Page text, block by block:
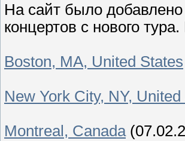
На сайт было
концертов с нового
Boston, MA, United States
New York City, NY, United
Montreal, Canada